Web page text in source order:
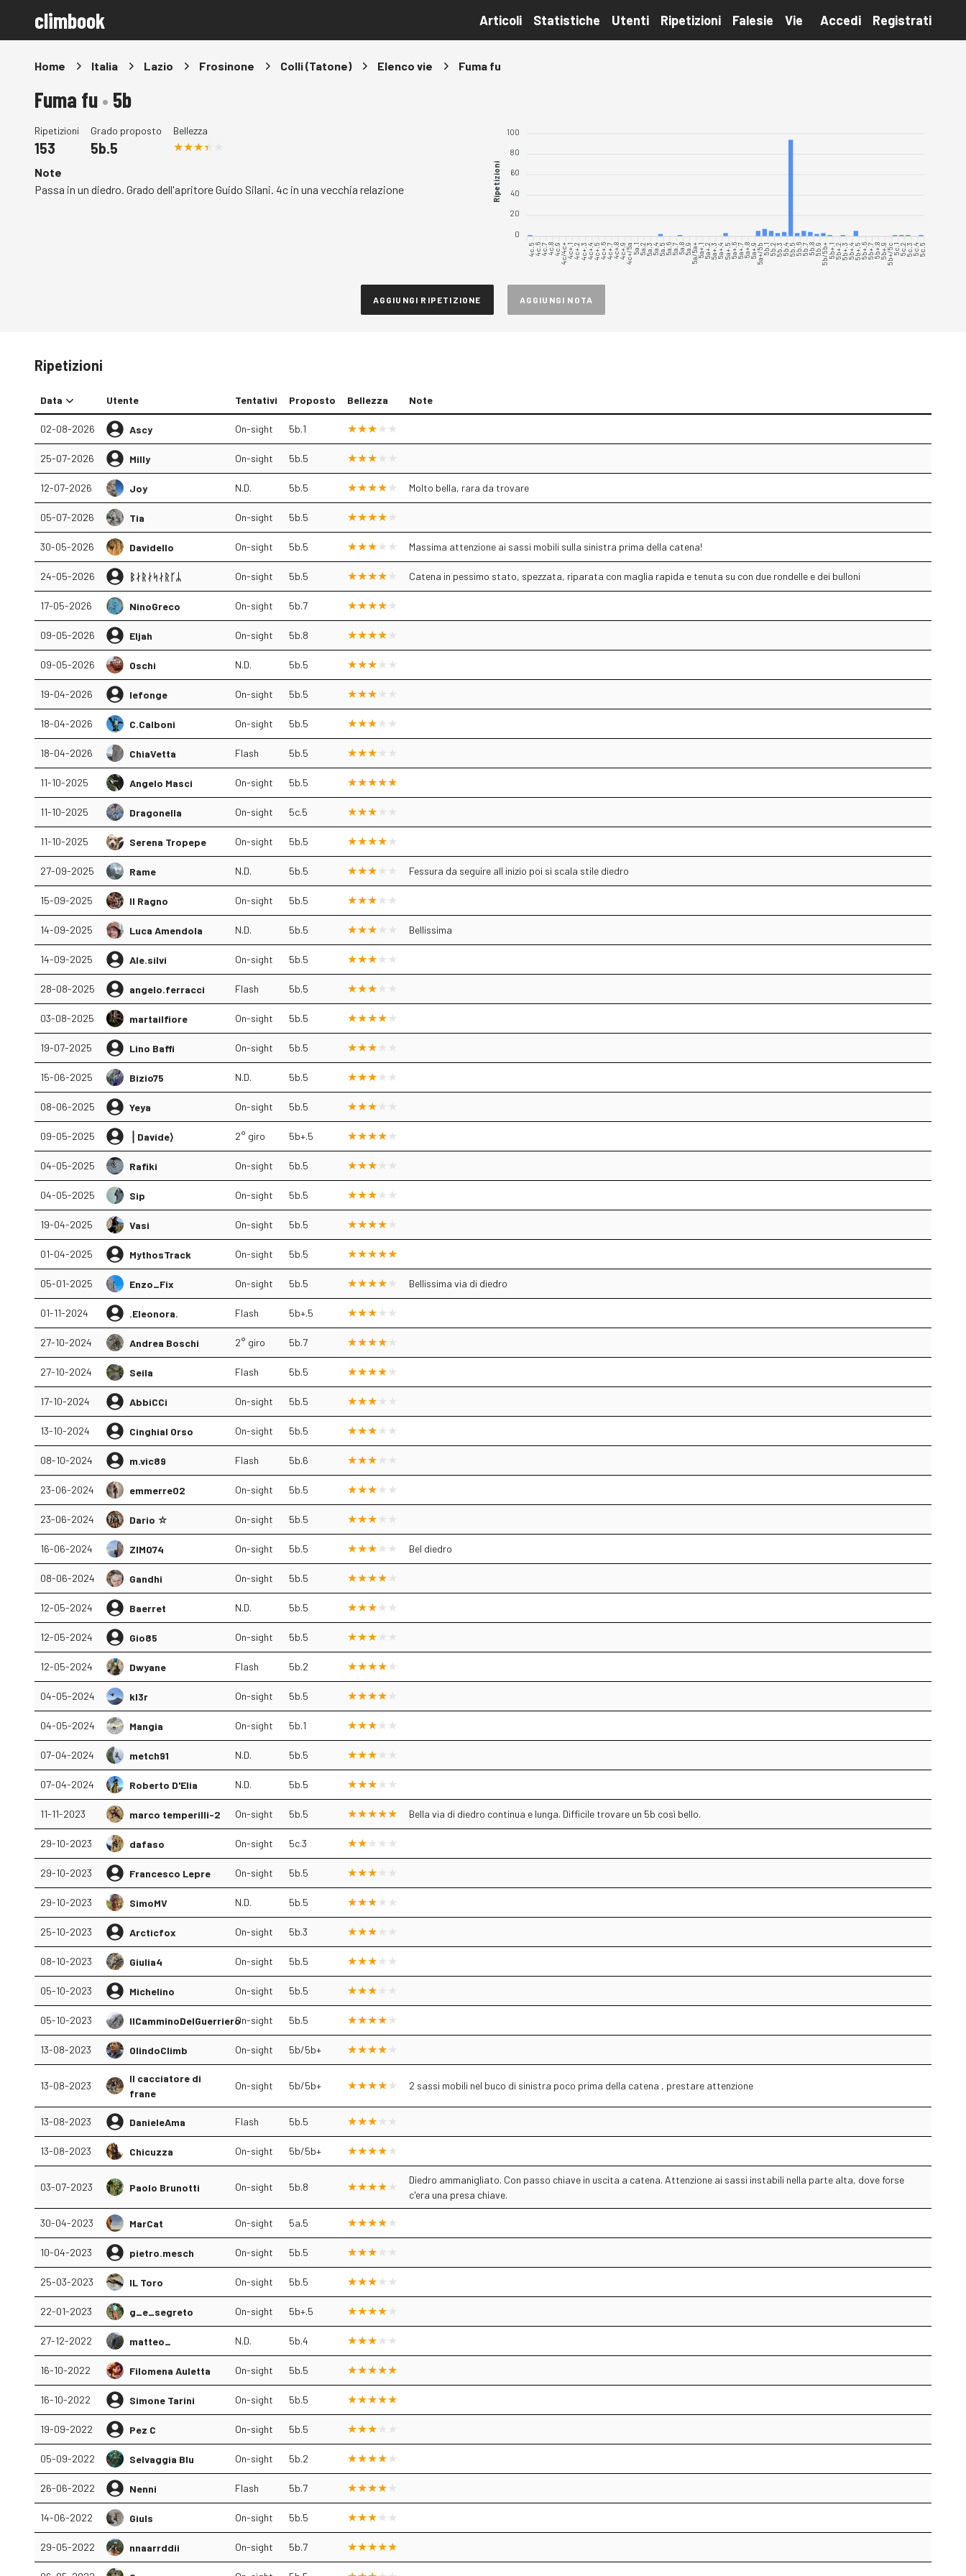
climbook Articoli Statistiche Utenti Ripetizioni Falesie Vie Accedi Registrati
Home Italia Lazio Frosinone Colli (Tatone) Elenco vie Fuma fu
Fuma fu• 5b
Ripetizioni
153
Grado proposto
5b.5
Bellezza
Note
Passa in un diedro. Grado dell'apritore Guido Silani. 4c in una vecchia relazione
100
80
60
40
20
0
Ripetizioni
4c.54c.64c.74c.84c.94c/4c+4c+.14c+.24c+.34c+.44c+.54c+.64c+.74c+.84c+.94c+/5a5a.15a.25a.35a.45a.55a.65a.75a.85a.95a/5a+5a+.15a+.25a+.35a+.45a+.55a+.65a+.75a+.85a+.95a+/5b5b.15b.25b.35b.45b.55b.65b.75b.85b.95b/5b+5b+.15b+.25b+.35b+.45b+.55b+.65b+.75b+.85b+.95b+/5c5c.15c.25c.35c.45c.5
AGGIUNGI RIPETIZIONE AGGIUNGI NOTA
Ripetizioni
Data Utente Tentativi Proposto Bellezza Note
02-08-2026 Ascy On-sight 5b.1
25-07-2026 Milly On-sight 5b.5
12-07-2026 Joy N.D. 5b.5 Molto bella, rara da trovare
05-07-2026 Tia On-sight 5b.5
30-05-2026 Davidello On-sight 5b.5 Massima attenzione ai sassi mobili sulla sinistra prima della catena!
24-05-2026 ᛒᛅᚱᛅᛋᛅᚱᚴᛦ On-sight 5b.5 Catena in pessimo stato, spezzata, riparata con maglia rapida e tenuta su con due rondelle e dei bulloni
17-05-2026 NinoGreco On-sight 5b.7
09-05-2026 Eljah On-sight 5b.8
09-05-2026 Oschi N.D. 5b.5
19-04-2026 lefonge On-sight 5b.5
18-04-2026 C.Calboni On-sight 5b.5
18-04-2026 ChiaVetta Flash 5b.5
11-10-2025 Angelo Masci On-sight 5b.5
11-10-2025 Dragonella On-sight 5c.5
11-10-2025 Serena Tropepe On-sight 5b.5
27-09-2025 Rame N.D. 5b.5 Fessura da seguire all inizio poi si scala stile diedro
15-09-2025 Il Ragno On-sight 5b.5
14-09-2025 Luca Amendola N.D. 5b.5 Bellissima
14-09-2025 Ale.silvi On-sight 5b.5
28-08-2025 angelo.ferracci Flash 5b.5
03-08-2025 martailfiore On-sight 5b.5
19-07-2025 Lino Baffi On-sight 5b.5
15-06-2025 Bizio75 N.D. 5b.5
08-06-2025 Yeya On-sight 5b.5
09-05-2025 ⎪Davide⟩ 2° giro 5b+.5
04-05-2025 Rafiki On-sight 5b.5
04-05-2025 Sip On-sight 5b.5
19-04-2025 Vasi On-sight 5b.5
01-04-2025 MythosTrack On-sight 5b.5
05-01-2025 Enzo_Fix On-sight 5b.5 Bellissima via di diedro
01-11-2024 .Eleonora. Flash 5b+.5
27-10-2024 Andrea Boschi 2° giro 5b.7
27-10-2024 Seila Flash 5b.5
17-10-2024 AbbiCCi On-sight 5b.5
13-10-2024 Cinghial Orso On-sight 5b.5
08-10-2024 m.vic89 Flash 5b.6
23-06-2024 emmerre02 On-sight 5b.5
23-06-2024 Dario ☆ On-sight 5b.5
16-06-2024 ZIMO74 On-sight 5b.5 Bel diedro
08-06-2024 Gandhi On-sight 5b.5
12-05-2024 Baerret N.D. 5b.5
12-05-2024 Gio85 On-sight 5b.5
12-05-2024 Dwyane Flash 5b.2
04-05-2024 kl3r On-sight 5b.5
04-05-2024 Mangia On-sight 5b.1
07-04-2024 metch91 N.D. 5b.5
07-04-2024 Roberto D'Elia N.D. 5b.5
11-11-2023 marco temperilli-2 On-sight 5b.5 Bella via di diedro continua e lunga. Difficile trovare un 5b così bello.
29-10-2023 dafaso On-sight 5c.3
29-10-2023 Francesco Lepre On-sight 5b.5
29-10-2023 SimoMV N.D. 5b.5
25-10-2023 Arcticfox On-sight 5b.3
08-10-2023 Giulia4 On-sight 5b.5
05-10-2023 Michelino On-sight 5b.5
05-10-2023 IlCamminoDelGuerrieroOn-sight 5b.5
13-08-2023 OlindoClimb On-sight 5b/5b+
13-08-2023
Il cacciatore di
frane
On-sight 5b/5b+ 2 sassi mobili nel buco di sinistra poco prima della catena , prestare attenzione
13-08-2023 DanieleAma Flash 5b.5
13-08-2023 Chicuzza On-sight 5b/5b+
03-07-2023 Paolo Brunotti On-sight 5b.8
Diedro ammanigliato. Con passo chiave in uscita a catena. Attenzione ai sassi instabili nella parte alta, dove forse
c'era una presa chiave.
30-04-2023 MarCat On-sight 5a.5
10-04-2023 pietro.mesch On-sight 5b.5
25-03-2023 IL Toro On-sight 5b.5
22-01-2023 g_e_segreto On-sight 5b+.5
27-12-2022 matteo_ N.D. 5b.4
16-10-2022 Filomena Auletta On-sight 5b.5
16-10-2022 Simone Tarini On-sight 5b.5
19-09-2022 Pez C On-sight 5b.5
05-09-2022 Selvaggia Blu On-sight 5b.2
26-06-2022 Nenni Flash 5b.7
14-06-2022 Giuls On-sight 5b.5
29-05-2022 nnaarrddii On-sight 5b.7